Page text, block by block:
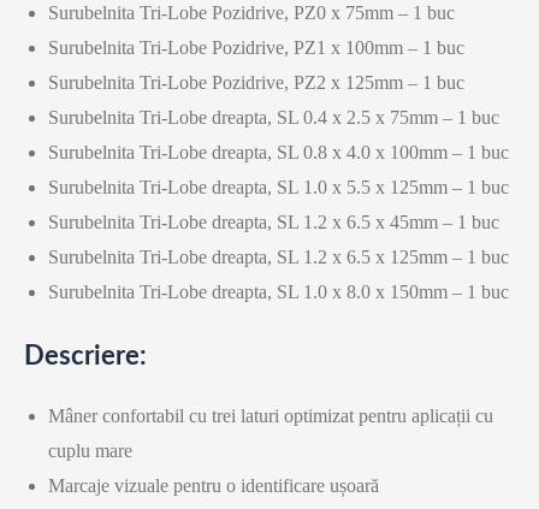
Surubelnita Tri-Lobe Pozidrive, PZ0 x 75mm – 1 buc
Surubelnita Tri-Lobe Pozidrive, PZ1 x 100mm – 1 buc
Surubelnita Tri-Lobe Pozidrive, PZ2 x 125mm – 1 buc
Surubelnita Tri-Lobe dreapta, SL 0.4 x 2.5 x 75mm – 1 buc
Surubelnita Tri-Lobe dreapta, SL 0.8 x 4.0 x 100mm – 1 buc
Surubelnita Tri-Lobe dreapta, SL 1.0 x 5.5 x 125mm – 1 buc
Surubelnita Tri-Lobe dreapta, SL 1.2 x 6.5 x 45mm – 1 buc
Surubelnita Tri-Lobe dreapta, SL 1.2 x 6.5 x 125mm – 1 buc
Surubelnita Tri-Lobe dreapta, SL 1.0 x 8.0 x 150mm – 1 buc
Descriere:
Mâner confortabil cu trei laturi optimizat pentru aplicații cu
cuplu mare
Marcaje vizuale pentru o identificare ușoară